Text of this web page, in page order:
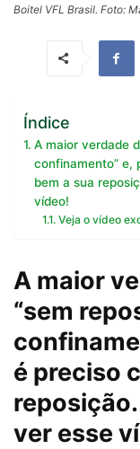
Boitel VFL Brasil. Foto:
Índice
A maior verdade
confinamento” e,
bem a sua
vídeo!
Veja o vídeo
A maior
“sem
é preciso
ver esse